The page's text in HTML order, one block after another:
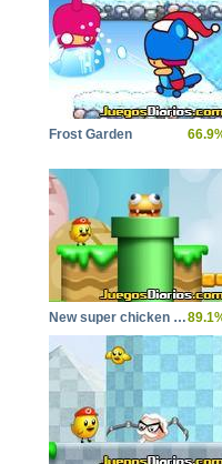
Frost Garden
New super chicken sisters